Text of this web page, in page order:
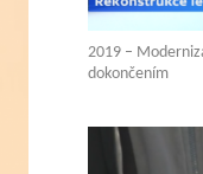
2019 –
dokončením